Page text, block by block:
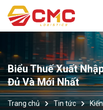
Biểu Thuế Xuất
Đủ Và Mới Nhất
Trang chủ Tin tức